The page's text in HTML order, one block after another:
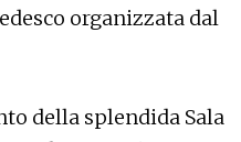
organizzata dal
della splendida Sala